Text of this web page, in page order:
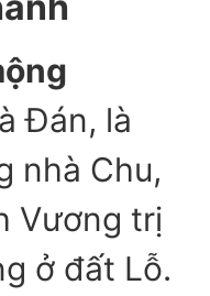
Đán, là
nhà Chu,
Vương trị
ở đất Lỗ.